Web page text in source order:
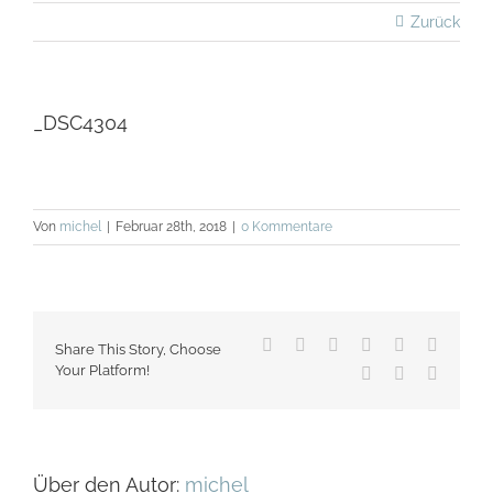
Zurück
_DSC4304
Von michel | Februar 28th, 2018 | 0 Kommentare
Share This Story, Choose
Your Platform!
Facebook Reddit LinkedInWhatsApp
Pinterest
Über den Autor: michel